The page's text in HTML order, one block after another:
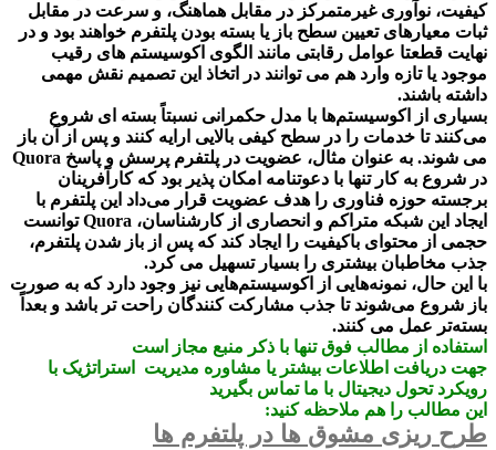
کیفیت، نوآوری غیرمتمرکز در مقابل هماهنگ، و سرعت در مقابل
ثبات معیارهای تعیین سطح باز یا بسته بودن پلتفرم خواهند بود و در
نهایت قطعتا عوامل رقابتی مانند الگوی اکوسیستم های رقیب
موجود یا تازه وارد هم می توانند در اتخاذ این تصمیم نقش مهمی
داشته باشند.
بسیاری از اکوسیستم‌ها با مدل حکمرانی نسبتاً بسته ای شروع
می‌کنند تا خدمات را در سطح کیفی بالایی ارایه کنند و پس از آن باز
می شوند. به عنوان مثال، عضویت در پلتفرم پرسش و پاسخ Quora
در شروع به کار تنها با دعوتنامه امکان پذیر بود که کارآفرینان
برجسته حوزه فناوری را هدف عضویت قرار می‌داد این پلتفرم با
ایجاد این شبکه متراکم و انحصاری از کارشناسان، Quora توانست
حجمی از محتوای باکیفیت را ایجاد کند که پس از باز شدن پلتفرم،
جذب مخاطبان بیشتری را بسیار تسهیل می کرد.
با این حال، نمونه‌هایی از اکوسیستم‌هایی نیز وجود دارد که به صورت
باز شروع می‌شوند تا جذب مشارکت کنندگان راحت تر باشد و بعداً
بسته‌تر عمل می کنند.
استفاده از مطالب فوق تنها با ذکر منبع مجاز است
جهت دریافت اطلاعات بیشتر یا مشاوره مدیریت استراتژیک با
رویکرد تحول دیجیتال با ما تماس بگیرید
این مطالب را هم ملاحظه کنید:
طرح ریزی مشوق ها در پلتفرم ها